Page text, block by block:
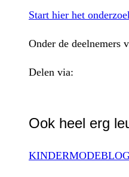
Start hier het
Onder de deelnemers
Delen via:
Ook heel erg